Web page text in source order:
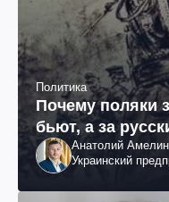
Политика
Почему поляки
бьют, а за
Анатолий Амелин
Украинский